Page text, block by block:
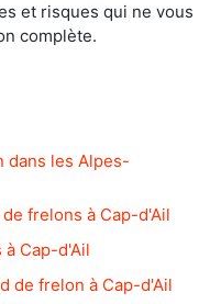
et risques qui ne vous
complète.
dans les Alpes-
frelons à Cap-d'Ail
Cap-d'Ail
de frelon à Cap-d'Ail